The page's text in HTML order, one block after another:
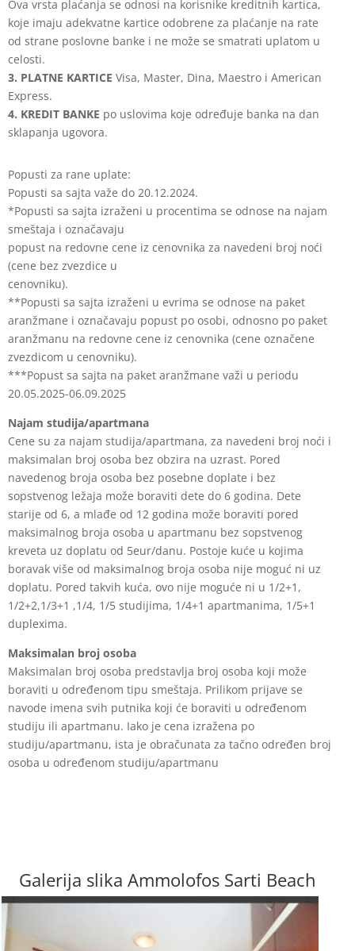
Ova vrsta plaćanja se odnosi na korisnike kreditnih kartica,
koje imaju adekvatne kartice odobrene za plaćanje na rate
od strane poslovne banke i ne može se smatrati uplatom u
celosti.
3. PLATNE KARTICE Visa, Master, Dina, Maestro i American
Express.
4. KREDIT BANKE po uslovima koje određuje banka na dan
sklapanja ugovora.
Popusti za rane uplate:
Popusti sa sajta važe do 20.12.2024.
*Popusti sa sajta izraženi u procentima se odnose na najam
smeštaja i označavaju
popust na redovne cene iz cenovnika za navedeni broj noći
(cene bez zvezdice u
cenovniku).
**Popusti sa sajta izraženi u evrima se odnose na paket
aranžmane i označavaju popust po osobi, odnosno po paket
aranžmanu na redovne cene iz cenovnika (cene označene
zvezdicom u cenovniku).
***Popust sa sajta na paket aranžmane važi u periodu
20.05.2025-06.09.2025
Najam studija/apartmana
Cene su za najam studija/apartmana, za navedeni broj noći i
maksimalan broj osoba bez obzira na uzrast. Pored
navedenog broja osoba bez posebne doplate i bez
sopstvenog ležaja može boraviti dete do 6 godina. Dete
starije od 6, a mlađe od 12 godina može boraviti pored
maksimalnog broja osoba u apartmanu bez sopstvenog
kreveta uz doplatu od 5eur/danu. Postoje kuće u kojima
boravak više od maksimalnog broja osoba nije moguć ni uz
doplatu. Pored takvih kuća, ovo nije moguće ni u 1/2+1,
1/2+2,1/3+1 ,1/4, 1/5 studijima, 1/4+1 apartmanima, 1/5+1
duplexima.
Maksimalan broj osoba
Maksimalan broj osoba predstavlja broj osoba koji može
boraviti u određenom tipu smeštaja. Prilikom prijave se
navode imena svih putnika koji će boraviti u određenom
studiju ili apartmanu. Iako je cena izražena po
studiju/apartmanu, ista je obračunata za tačno određen broj
osoba u određenom studiju/apartmanu
Galerija slika Ammolofos Sarti Beach